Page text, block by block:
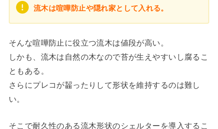
流木は喧嘩防止や隠れ家として入れる。
そんな喧嘩防止に役立つ流木は値段が高い。
しかも、流木は自然の木なので苔が生えやすいし腐るこ
ともある。
さらにプレコが齧ったりして形状を維持するのは難し
い。
そこで耐久性のある流木形状のシェルターを導入するこ